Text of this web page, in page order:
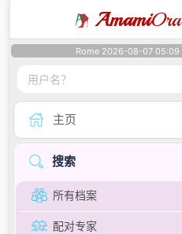
AmamiOra
Rome 2026-08-07 05:09
主页
搜索
所有档案
配对专家